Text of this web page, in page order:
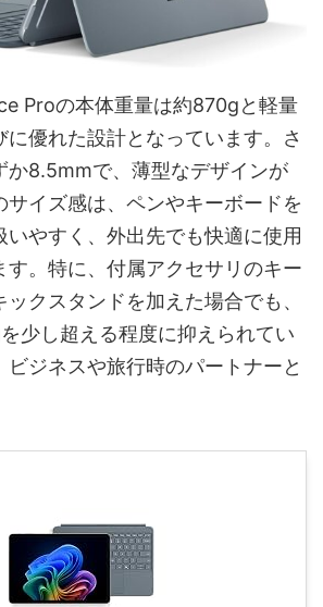
Proの本体重量は約870gと軽量
に優れた設計となっています。さ
か8.5mmで、薄型なデザインが
サイズ感は、ペンやキーボードを
いやすく、外出先でも快適に使用
す。特に、付属アクセサリのキー
クスタンドを加えた場合でも、
少し超える程度に抑えられてい
ビジネスや旅行時のパートナーと